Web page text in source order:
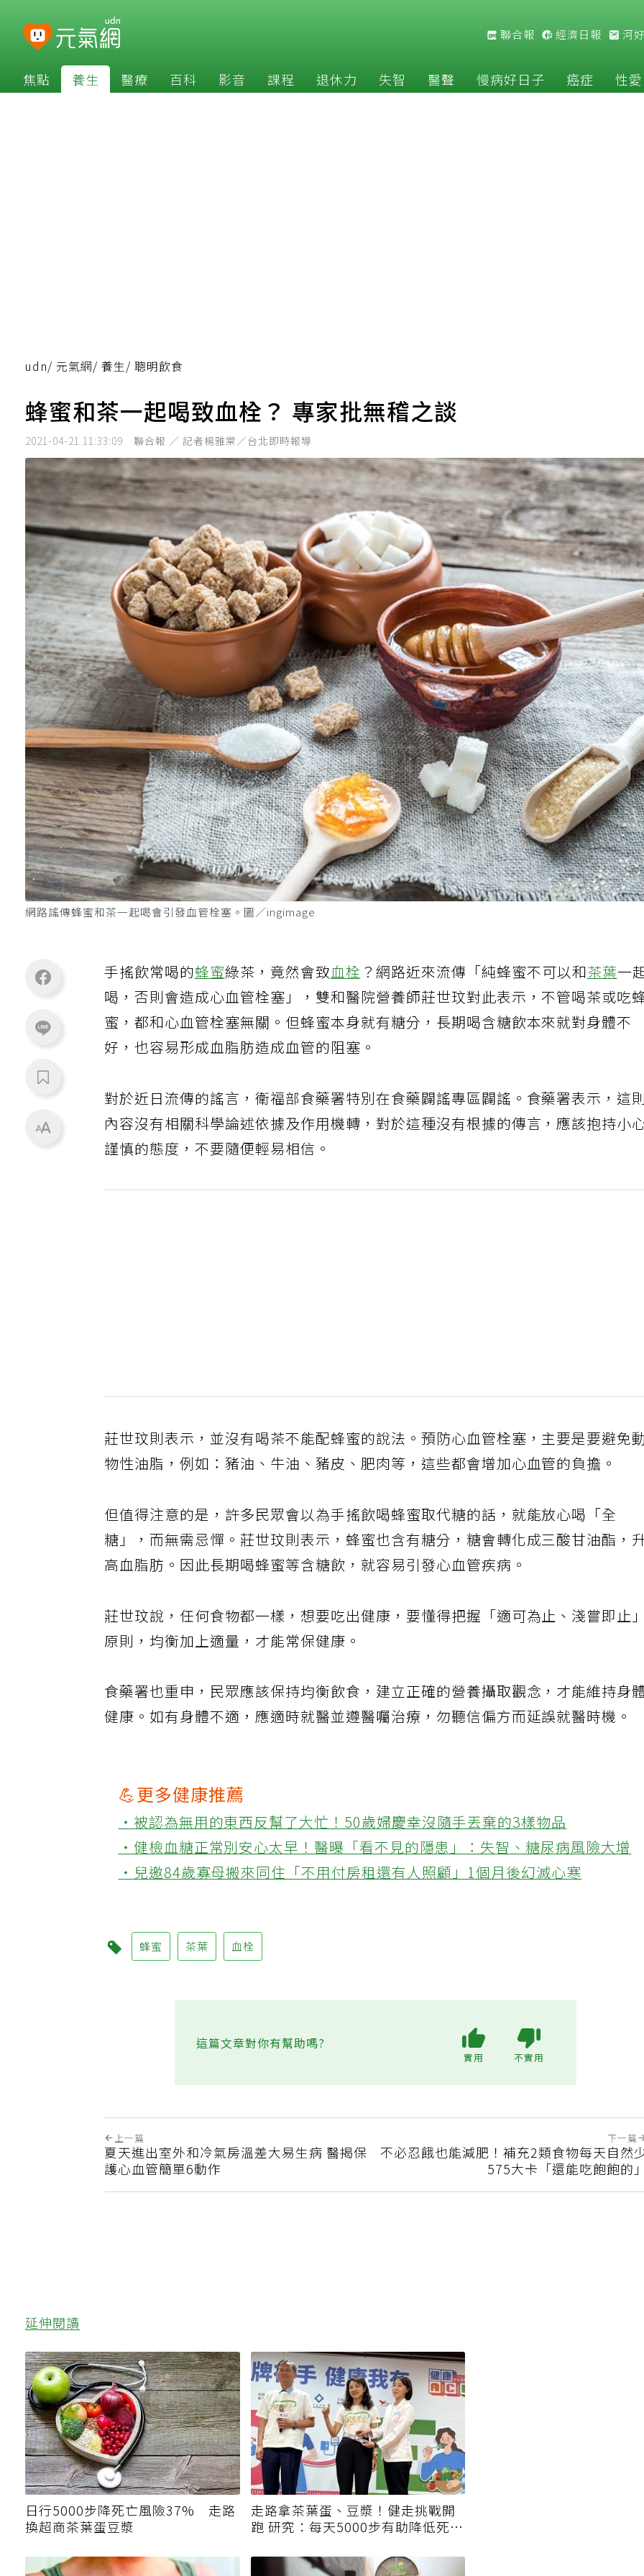
聯合報 經濟日報 河
焦點 養生 醫療 百科 影音 課程 退休力 失智 醫聲 慢病好日子 癌症 性愛
udn/ 元氣網/ 養生/ 聰明飲食
蜂蜜和茶一起喝致血栓？ 專家批無稽之談
2021-04-21 11:33:09 聯合報 ／ 記者楊雅棠／台北即時報導
網路謠傳蜂蜜和茶一起喝會引發血管栓塞。圖／ingimage
手搖飲常喝的蜂蜜綠茶，竟然會致血栓 ？網路近來流傳「純蜂蜜不可以和茶葉一
喝，否則會造成心血管栓塞」，雙和醫院營養師莊世玟對此表示，不管喝茶或吃
蜜，都和心血管栓塞無關。但蜂蜜本身就有糖分，長期喝含糖飲本來就對身體不
好，也容易形成血脂肪造成血管的阻塞。
對於近日流傳的謠言，衛福部食藥署特別在食藥闢謠專區闢謠。食藥署表示，這則
內容沒有相關科學論述依據及作用機轉，對於這種沒有根據的傳言，應該抱持小
謹慎的態度，不要隨便輕易相信。
莊世玟則表示，並沒有喝茶不能配蜂蜜的說法。預防心血管栓塞，主要是要避免
物性油脂，例如：豬油、牛油、豬皮、肥肉等，這些都會增加心血管的負擔。
但值得注意的是，許多民眾會以為手搖飲喝蜂蜜取代糖的話，就能放心喝「全
糖」，而無需忌憚。莊世玟則表示，蜂蜜也含有糖分，糖會轉化成三酸甘油酯，
高血脂肪。因此長期喝蜂蜜等含糖飲，就容易引發心血管疾病。
莊世玟說，任何食物都一樣，想要吃出健康，要懂得把握「適可為止、淺嘗即止」
原則，均衡加上適量，才能常保健康。
食藥署也重申，民眾應該保持均衡飲食，建立正確的營養攝取觀念，才能維持身
健康。如有身體不適，應適時就醫並遵醫囑治療，勿聽信偏方而延誤就醫時機。
💪更多健康推薦
‧被認為無用的東西反幫了大忙！50歲婦慶幸沒隨手丟棄的3樣物品
‧健檢血糖正常別安心太早！醫曝「看不見的隱患」：失智、糖尿病風險大增
‧兒邀84歲寡母搬來同住「不用付房租還有人照顧」1個月後幻滅心寒
蜂蜜 茶葉 血栓
這篇文章對你有幫助嗎?
上一篇
夏天進出室外和冷氣房溫差大易生病 醫揭保
護心血管簡單6動作
下一篇
不必忍餓也能減肥！補充2類食物每天自然少
575大卡「還能吃飽飽的」
延伸閱讀
日行5000步降死亡風險37% 走路
換超商茶葉蛋豆漿
走路拿茶葉蛋、豆漿！健走挑戰開
跑 研究：每天5000步有助降低死亡
風險、遠離三高